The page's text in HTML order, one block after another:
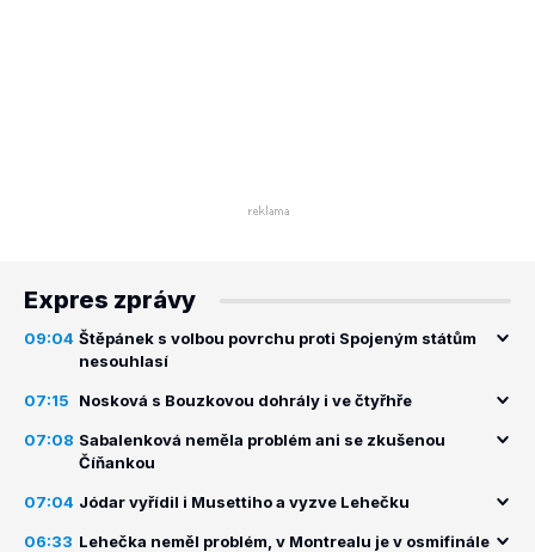
Expres zprávy
09:04 Štěpánek s volbou povrchu proti Spojeným státům
nesouhlasí
07:15 Nosková s Bouzkovou dohrály i ve čtyřhře
07:08 Sabalenková neměla problém ani se zkušenou
Číňankou
07:04 Jódar vyřídil i Musettiho a vyzve Lehečku
06:33 Lehečka neměl problém, v Montrealu je v osmifinále